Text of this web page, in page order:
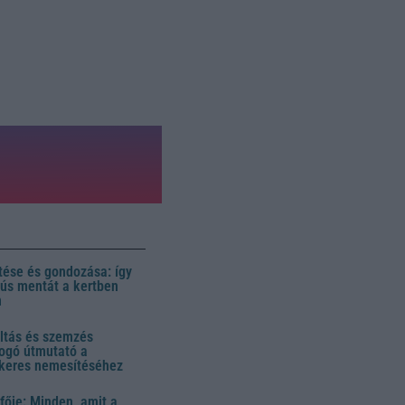
és gondozása: így
mentát a kertben
és szemzés
útmutató a
nemesítéséhez